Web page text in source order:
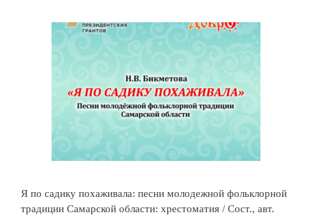
Я по садику похаживала: песни молодежной фольклорной
традиции Самарской области: хрестоматия / Сост., авт.